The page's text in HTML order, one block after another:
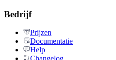
Bedrijf
Prijzen
Documentatie
Help